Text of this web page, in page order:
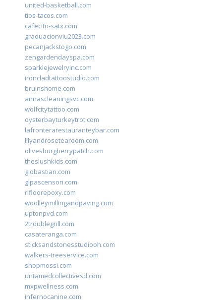
united-basketball.com
tios-tacos.com
cafecito-satx.com
graduacionviu2023.com
pecanjackstogo.com
zengardendayspa.com
sparklejewelryinc.com
ironcladtattoostudio.com
bruinshome.com
annascleaningsvc.com
wolfcitytattoo.com
oysterbayturkeytrot.com
lafronterarestauranteybar.com
lilyandrosetearoom.com
olivesburgberrypatch.com
theslushkids.com
giobastian.com
glpascensori.com
rifloorepoxy.com
woolleymillingandpaving.com
uptonpvd.com
2troublegrill.com
casateranga.com
sticksandstonesstudiooh.com
walkers-treeservice.com
shopmossi.com
untamedcollectivesd.com
mxpwellness.com
infernocanine.com